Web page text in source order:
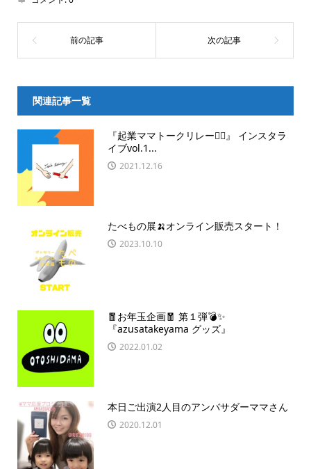
関連記事一覧
『起業ママトークリレー🏃‍♀️』 インスタラ
イブvol.1...
2021.12.16
たべもの展🍌オンライン販売スタート！
2023.10.10
🧧お年玉企画🧧 第１弾💣✨
『azusatakeyama グッズ』
2022.01.02
本日ご出演2人目のアンバサダーママさん
2020.12.01